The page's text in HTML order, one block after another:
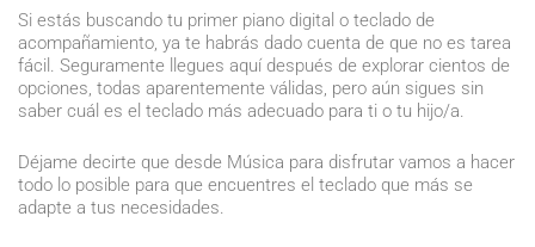
Si estás buscando tu primer piano digital o teclado de
acompañamiento, ya te habrás dado cuenta de que no es tarea
fácil. Seguramente llegues aquí después de explorar cientos de
opciones, todas aparentemente válidas, pero aún sigues sin
saber cuál es el teclado más adecuado para ti o tu hijo/a.
Déjame decirte que desde Música para disfrutar vamos a hacer
todo lo posible para que encuentres el teclado que más se
adapte a tus necesidades.